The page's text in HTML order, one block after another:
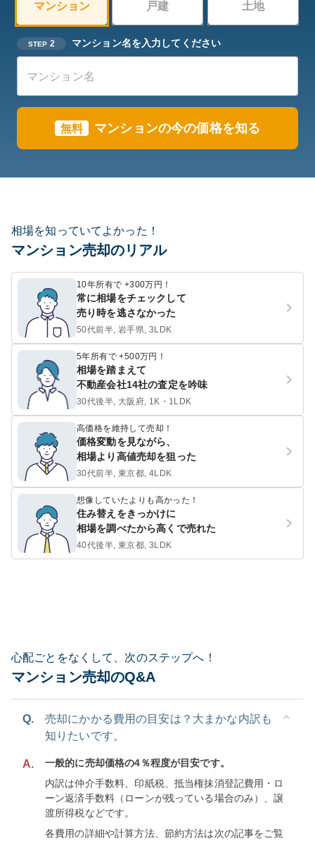
マンション 戸建 土地
STEP 2 マンション名を入力してください
無料 マンションの今の価格を知る
相場を知っていてよかった！
マンション売却のリアル
10年所有で +300万円！
常に相場をチェックして
売り時を逃さなかった
50代前半, 岩手県, 3LDK
5年所有で +500万円！
相場を踏まえて
不動産会社14社の査定を吟味
30代後半, 大阪府, 1K・1LDK
高価格を維持して売却！
価格変動を見ながら、
相場より高値売却を狙った
30代前半, 東京都, 4LDK
想像していたよりも高かった！
住み替えをきっかけに
相場を調べたから高くで売れた
40代後半, 東京都, 3LDK
心配ごとをなくして、次のステップへ！
マンション売却のQ&A
Q.
売却にかかる費用の目安は？大まかな内訳も
知りたいです。
A.
一般的に売却価格の4％程度が目安です。
内訳は仲介手数料、印紙税、抵当権抹消登記費用・ロ
ーン返済手数料（ローンが残っている場合のみ）、譲
渡所得税などです。
各費用の詳細や計算方法、節約方法は次の記事をご覧